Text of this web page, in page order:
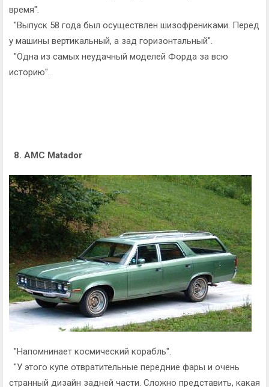
время".
"Выпуск 58 года был осуществлен шизофрениками. Перед
у машины вертикальный, а зад горизонтальный".
"Одна из самых неудачный моделей Форда за всю
историю".
8. AMC Matador
"Напомнинает космический корабль".
"У этого купе отвратительные передние фары и очень
странный дизайн задней части. Сложно представить, какая